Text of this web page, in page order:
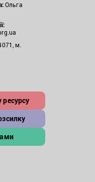
Ольга
м.